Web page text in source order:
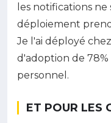
les notifications ne
déploiement
Je l'ai déployé
d'adoption de 78%
personnel.
ET POUR LES